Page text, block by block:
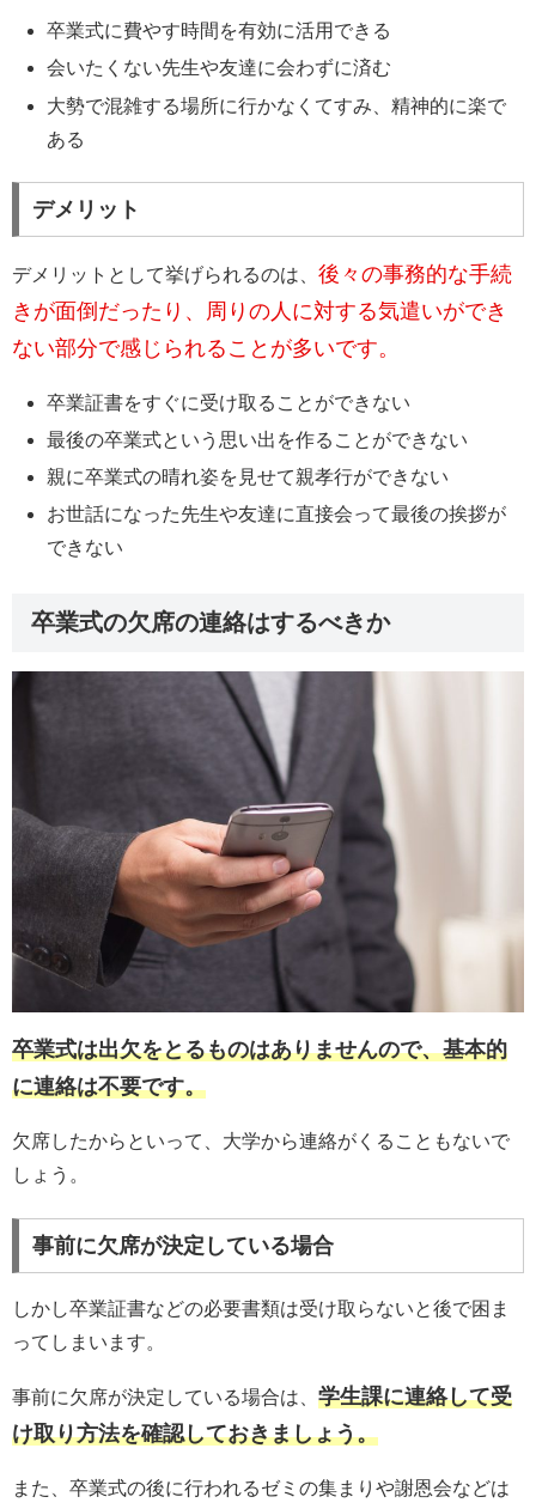
卒業式に費やす時間を有効に活用できる
会いたくない先生や友達に会わずに済む
大勢で混雑する場所に行かなくてすみ、精神的に楽で
ある
デメリット
デメリットとして挙げられるのは、 後々の事務的な手続
きが面倒だったり、周りの人に対する気遣いができ
ない部分で感じられることが多いです。
卒業証書をすぐに受け取ることができない
最後の卒業式という思い出を作ることができない
親に卒業式の晴れ姿を見せて親孝行ができない
お世話になった先生や友達に直接会って最後の挨拶が
できない
卒業式の欠席の連絡はするべきか
卒業式は出欠をとるものはありませんので、基本的
に連絡は不要です。
欠席したからといって、大学から連絡がくることもないで
しょう。
事前に欠席が決定している場合
しかし卒業証書などの必要書類は受け取らないと後で困ま
ってしまいます。
事前に欠席が決定している場合は、 学生課に連絡して受
け取り方法を確認しておきましょう。
また、卒業式の後に行われるゼミの集まりや謝恩会などは